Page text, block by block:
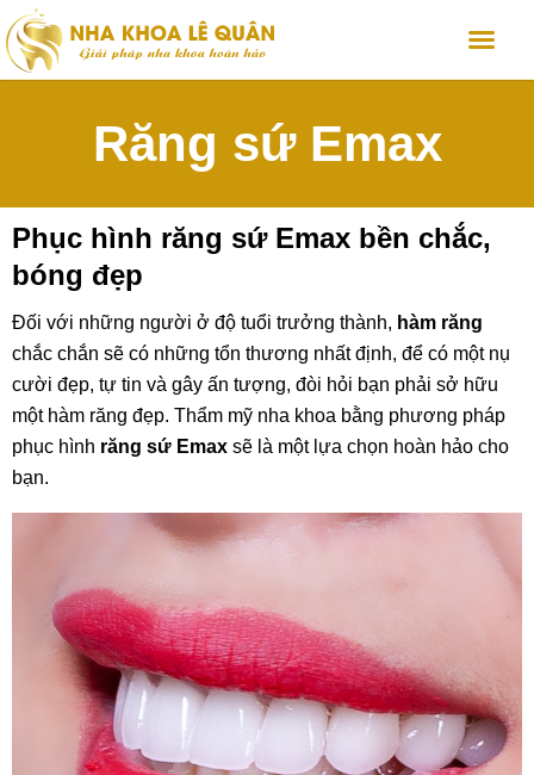
Răng sứ Emax
Phục hình răng sứ Emax bền chắc,
bóng đẹp
Đối với những người ở độ tuổi trưởng thành, hàm răng
chắc chắn sẽ có những tổn thương nhất định, để có một nụ
cười đẹp, tự tin và gây ấn tượng, đòi hỏi bạn phải sở hữu
một hàm răng đẹp. Thẩm mỹ nha khoa bằng phương pháp
phục hình răng sứ Emax sẽ là một lựa chọn hoàn hảo cho
bạn.